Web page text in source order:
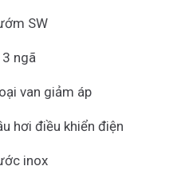
SW
ngã
van giảm áp
hơi điều khiển điện
inox